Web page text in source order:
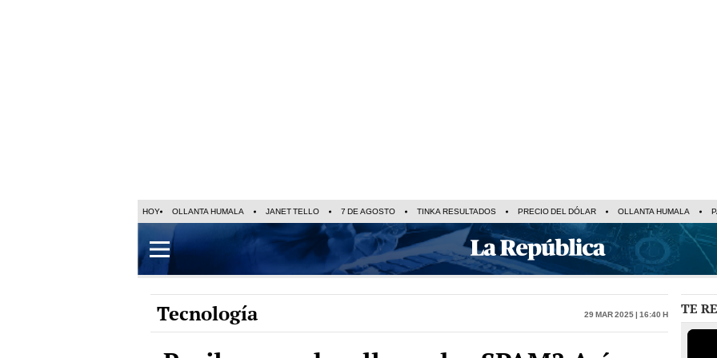
HOY OLLANTA HUMALA JANET TELLO 7 DE AGOSTO TINKA RESULTADOS PRECIO DEL DÓLAR OLLANTA HUMALA
Tecnología 29 Mar 2025 | 16:40 h TE